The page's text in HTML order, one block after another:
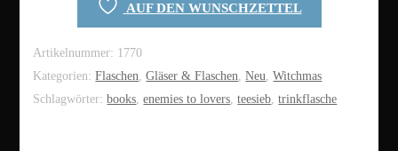
Sieb
Menge
AUF DEN WUNSCHZETTEL
Artikelnummer: 1770
Kategorien:Flaschen,Gläser & Flaschen,Neu,Witchmas
Schlagwörter:books,enemies to lovers,teesieb,trinkflasche